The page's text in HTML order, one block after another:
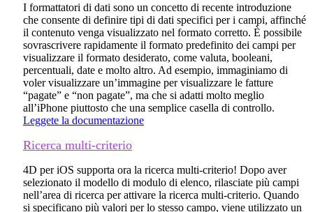
I formattatori di dati sono un concetto di recente introduzione
che consente di definire tipi di dati specifici per i campi, affinché
il contenuto venga visualizzato nel formato corretto. È possibile
sovrascrivere rapidamente il formato predefinito dei campi per
visualizzare il formato desiderato, come valuta, booleani,
percentuali, date e molto altro. Ad esempio, immaginiamo di
voler visualizzare un’immagine per visualizzare le fatture
“pagate” e “non pagate”, ma che si adatti molto meglio
all’iPhone piuttosto che una semplice casella di controllo.
Leggete la documentazione
Ricerca multi-criterio
4D per iOS supporta ora la ricerca multi-criterio! Dopo aver
selezionato il modello di modulo di elenco, rilasciate più campi
nell’area di ricerca per attivare la ricerca multi-criterio. Quando
si specificano più valori per lo stesso campo, viene utilizzato un